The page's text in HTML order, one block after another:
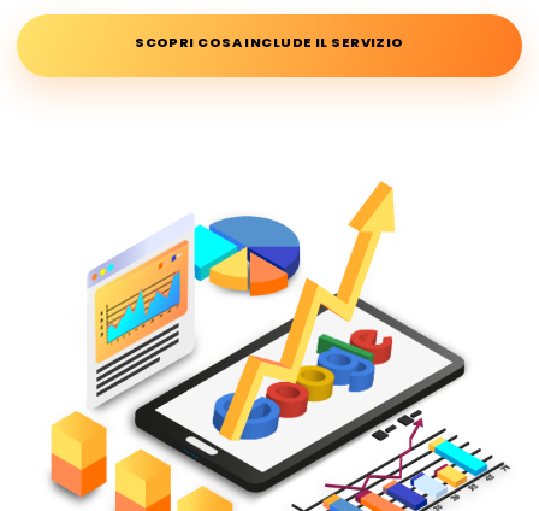
SCOPRI COSA INCLUDE IL SERVIZIO